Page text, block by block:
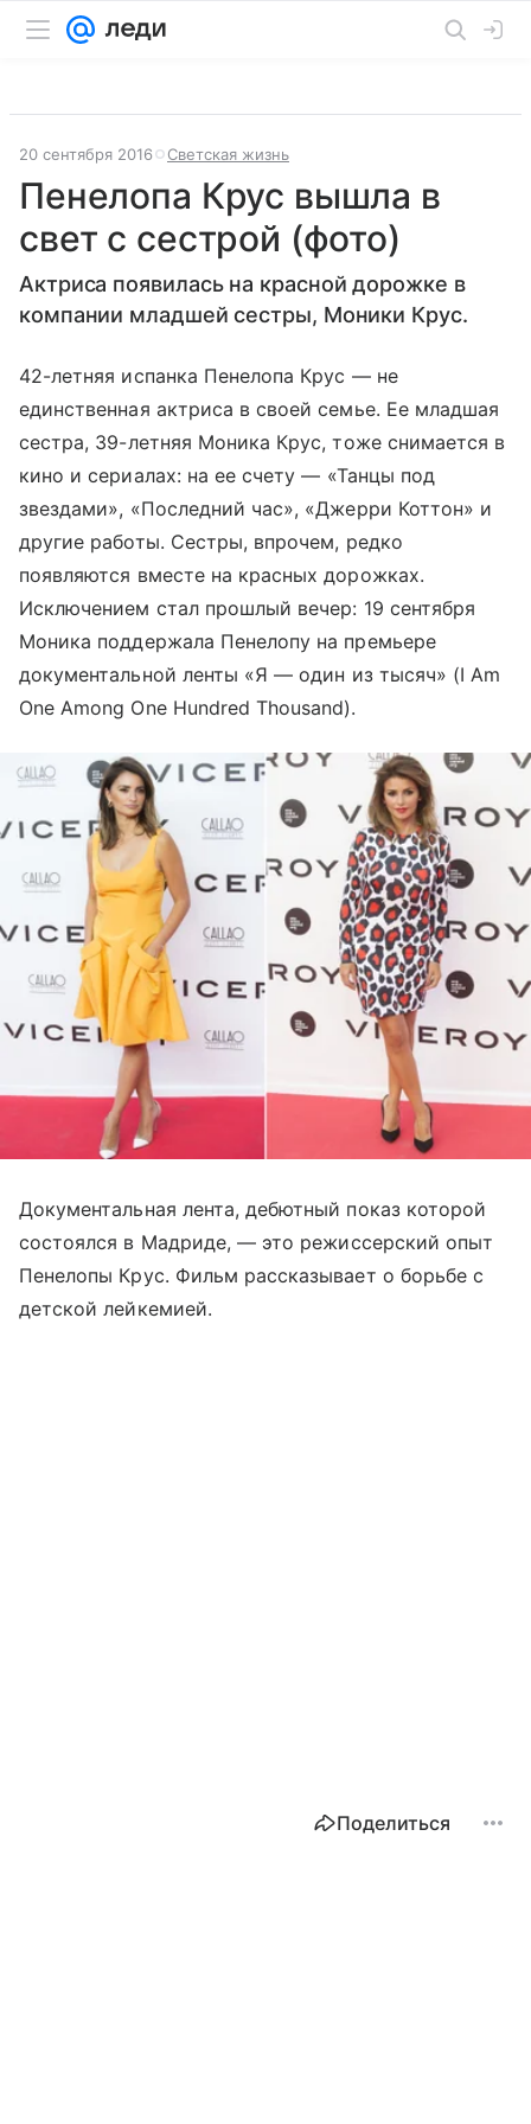
20 сентября 2016 Светская жизнь
Пенелопа Крус вышла в
свет с сестрой (фото)
Актриса появилась на красной дорожке в
компании младшей сестры, Моники Крус.
42-летняя испанка Пенелопа Крус —не
единственная актриса в своей семье. Ее младшая
сестра, 39-летняя Моника Крус, тоже снимается в
кино и сериалах: на ее счету— «Танцы под
звездами», «Последний час», «Джерри Коттон» и
другие работы. Сестры, впрочем, редко
появляются вместе на красных дорожках.
Исключением стал прошлый вечер: 19 сентября
Моника поддержала Пенелопу на премьере
документальной ленты «Я— один из тысяч» (I Am
One Among One Hundred Thousand).
Документальная лента, дебютный показ которой
состоялся в Мадриде,— это режиссерский опыт
Пенелопы Крус. Фильм рассказывает о борьбе с
детской лейкемией.
Поделиться